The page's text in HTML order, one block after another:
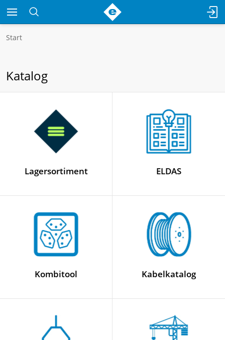
Start
Katalog
Lagersortiment ELDAS
Kombitool Kabelkatalog